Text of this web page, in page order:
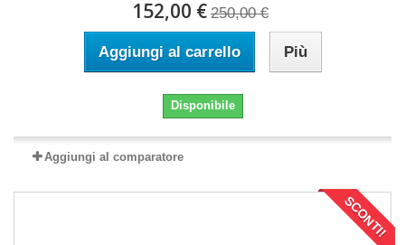
152,00 € 250,00 €
Aggiungi al carrello Più
Disponibile
Aggiungi al comparatore
SCONTI!